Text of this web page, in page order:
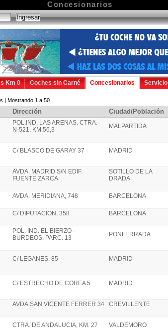
Concesionarios
Km 0 Coches sin Carné Concesionarios
| Mostrando 1 a 50
Dirección Ciudad/Población
POL.IND. LAS ARENAS. CTRA.
N-521, KM.56,3
MALPARTIDA
C/ BLASCO DE GARAY 37 MADRID
AVDA. MADRID S/N EDIF.
FUENTE ZARCA
SOTILLO DE LA
DRADA
AVDA. MERIDIANA, 748 BARCELONA
C/ DIPUTACION, 358 BARCELONA
POL. IND. EL BIERZO -
BURDEOS, PARC. 13
PONFERRADA
C/ LEGANES, 85 MADRID
C/ ESTRECHO DE COREA 5 MADRID
AVDA.SAN VICENTE FERRER 34 CREVILLENTE
CTRA. DE ANDALUCIA, KM. 27 VALDEMORO